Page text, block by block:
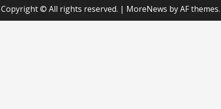
Copyright © All rights reserved. | MoreNews by AF themes.